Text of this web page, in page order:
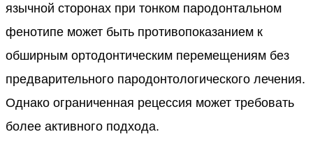
язычной сторонах при тонком пародонтальном
фенотипе может быть противопоказанием к
обширным ортодонтическим перемещениям без
предварительного пародонтологического лечения.
Однако ограниченная рецессия может требовать
более активного подхода.